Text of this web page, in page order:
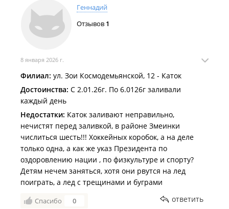
Тёплый декабрь мешает заливать катки во Владивостоке
Более 70 катков во всех районах города будут работать этой
зимой для жителей и гостей Владивостока
Геннадий
Отзывов 1
8 января 2026 г.
Филиал: ул. Зои Космодемьянской, 12 - Каток
Достоинства: С 2.01.26г. По 6.0126г заливали
каждый день
Недостатки: Каток заливают неправильно,
нечистят перед заливкой, в районе Змеинки
числиться шесть!!! Хоккейных коробок, а на деле
только одна, а как же указ Президента по
оздоровлению нации , по физкультуре и спорту?
Детям нечем заняться, хотя они рвутся на лед
поиграть, а лед с трещинами и буграми
Спасибо 0 ответить